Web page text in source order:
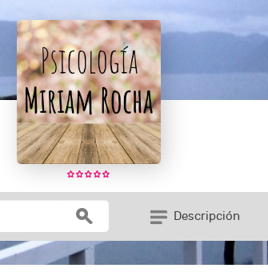
Descripción